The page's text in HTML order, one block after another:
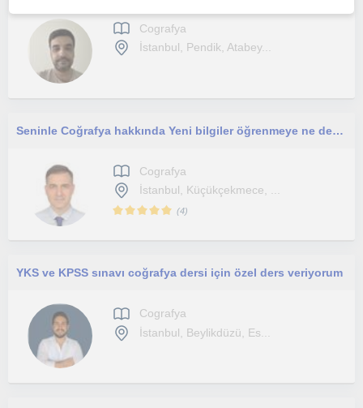
Cografya
İstanbul, Pendik, Atabey...
Seninle Coğrafya hakkında Yeni bilgiler öğrenmeye ne dersin.
Cografya
İstanbul, Küçükçekmece, ...
(4)
YKS ve KPSS sınavı coğrafya dersi için özel ders veriyorum
Cografya
İstanbul, Beylikdüzü, Es...